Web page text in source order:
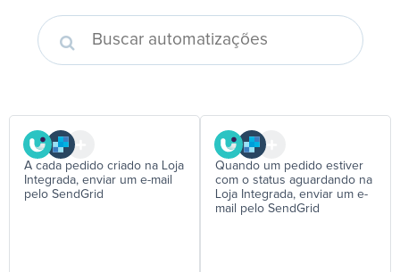
A cada pedido criado na Loja
Integrada, enviar um e-mail
pelo SendGrid
Quando um pedido estiver
com o status aguardando na
Loja Integrada, enviar um e-
mail pelo SendGrid